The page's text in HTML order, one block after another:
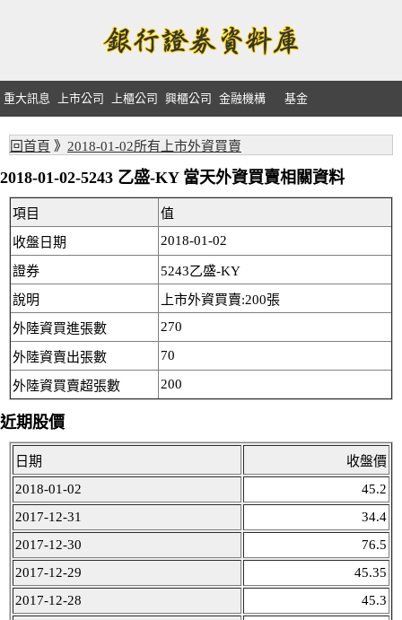
重大訊息 上市公司 上櫃公司 興櫃公司 金融機構 基金
回首頁 》 2018-01-02所有上市外資買賣
2018-01-02-5243 乙盛-KY 當天外資買賣相關資料
項目
值
收盤日期
2018-01-02
證券
5243乙盛-KY
說明
上市外資買賣:200張
外陸資買進張數
270
外陸資賣出張數 70
外陸資買賣超張數 200
近期股價
日期
收盤價
2018-01-02
45.2
2017-12-31
34.4
2017-12-30
76.5
2017-12-29
45.35
2017-12-28
45.3